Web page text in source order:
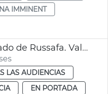
IMMINENT
Obras mejora mercado de Russafa. València
LAS AUDIENCIAS
EN PORTADA